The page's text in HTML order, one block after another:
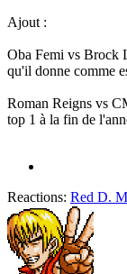
Ajout :
Oba Femi vs Brock
qu'il donne comme
Roman Reigns vs
top 1 à la fin de
Reactions: Red D.